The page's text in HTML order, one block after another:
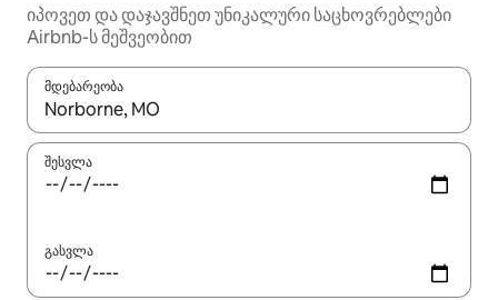
იპოვეთ და დაჯავშნეთ უნიკალური საცხოვრებლები
Airbnb-ს მეშვეობით
მდებარეობა
როცა შედეგები ხელმისაწვდომი გახდება, ნავიგაციისთვის
შესვლა
გასვლა